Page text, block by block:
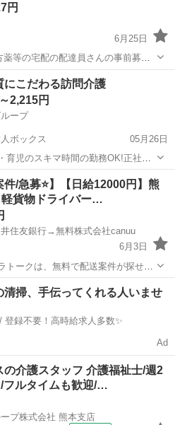
円
6月25日
等の宅配の配達員さんの事前募集
いてから受ける受けないは自由と
ァストフード
にこだわる訪問介護
2,215円
ープ
ボックス
05月26日
育児のスキマ時間の勤務OK!正社員
のある方や久しぶりの社会復帰と
事業所におけるホームヘルパー業務
介...
件/急募⭐】【日給12000円】熊
軽貨物ドライバー…
住友銀行→無料株式会社canuu
6月3日
ークは、無料で配送案件が探せる
モティーでお問い合わせいただき
数ですがドラトークをインストー
スポット
清掃、手伝ってくれる人いませ
日給例1万円〜 / 登録不要！高時給求人多数✨
Ad
の介護スタッフ 介護福祉士/週2
フルタイムも歓迎/…
プ株式会社 熊本支店